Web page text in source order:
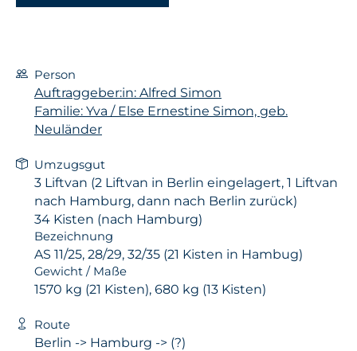
Person
Auftraggeber:in: Alfred Simon
Familie: Yva / Else Ernestine Simon, geb.
Neuländer
Umzugsgut
3 Liftvan (2 Liftvan in Berlin eingelagert, 1 Liftvan
nach Hamburg, dann nach Berlin zurück)
34 Kisten (nach Hamburg)
Bezeichnung
AS 11/25, 28/29, 32/35 (21 Kisten in Hambug)
Gewicht / Maße
1570 kg (21 Kisten), 680 kg (13 Kisten)
Route
Berlin -> Hamburg -> (?)